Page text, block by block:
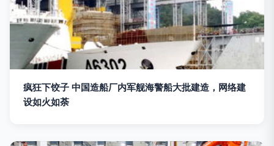
疯狂下饺子 中国造船厂内军舰海警船大批建造，网络建
设如火如荼